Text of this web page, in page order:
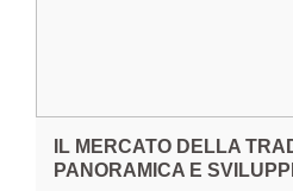
IL MERCATO DELLA
PANORAMICA E SVILUPPI